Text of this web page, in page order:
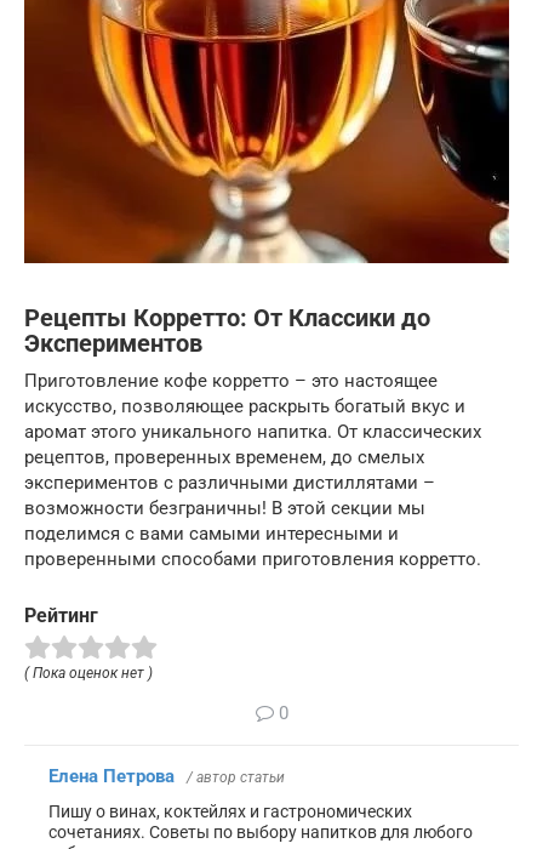
Рецепты Корретто: От Классики до
Экспериментов
Приготовление кофе корретто – это настоящее
искусство, позволяющее раскрыть богатый вкус и
аромат этого уникального напитка. От классических
рецептов, проверенных временем, до смелых
экспериментов с различными дистиллятами –
возможности безграничны! В этой секции мы
поделимся с вами самыми интересными и
проверенными способами приготовления корретто.
Рейтинг
( Пока оценок нет )
0
Елена Петрова / автор статьи
Пишу о винах, коктейлях и гастрономических
сочетаниях. Советы по выбору напитков для любого